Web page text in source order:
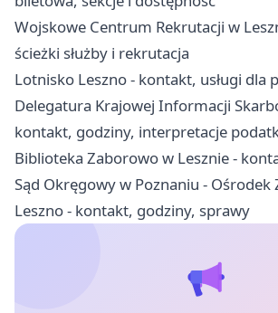
Wojskowe Centrum Rekrutacji w
ścieżki służby i rekrutacja
Lotnisko Leszno - kontakt, usługi dla
Delegatura Krajowej Informacji
kontakt, godziny, interpretacje
Biblioteka Zaborowo w Lesznie -
Sąd Okręgowy w Poznaniu - Ośrodek
Leszno - kontakt, godziny, sprawy